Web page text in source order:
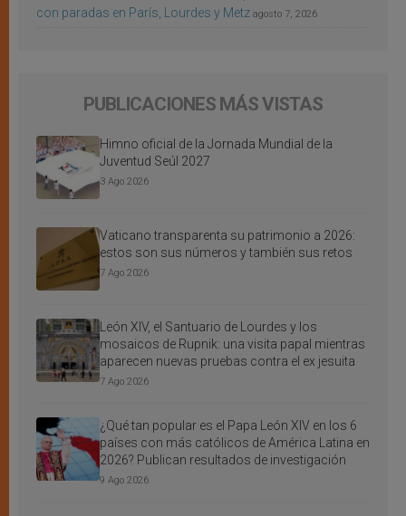
con paradas en París, Lourdes y Metz agosto 7, 2026
PUBLICACIONES MÁS VISTAS
Himno oficial de la Jornada Mundial de la
Juventud Seúl 2027
3 Ago 2026
Vaticano transparenta su patrimonio a 2026:
estos son sus números y también sus retos
7 Ago 2026
León XIV, el Santuario de Lourdes y los
mosaicos de Rupnik: una visita papal mientras
aparecen nuevas pruebas contra el ex jesuita
7 Ago 2026
¿Qué tan popular es el Papa León XIV en los 6
países con más católicos de América Latina en
2026? Publican resultados de investigación
9 Ago 2026